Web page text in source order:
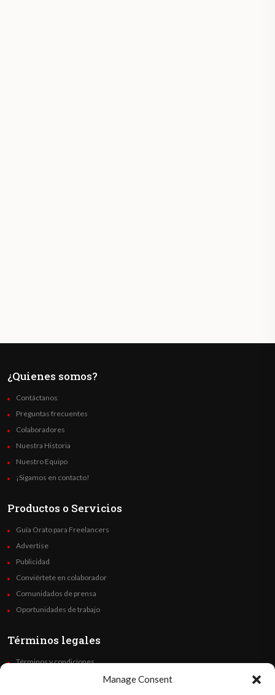
Manage Consent
¿Quienes somos?
Contáctanos
Preguntas frecuentes
Colaboradores
Nuestra Historia
Nuestro Equipo
¡Sigamos en contacto!
Productos o Servicios
Guía Orato para Freelancers
Advertise
Publicidad
Conviértete en colaborador
Comunidados de prensa
Oportunidades de trabajo
Términos legales
Términos y condiciones